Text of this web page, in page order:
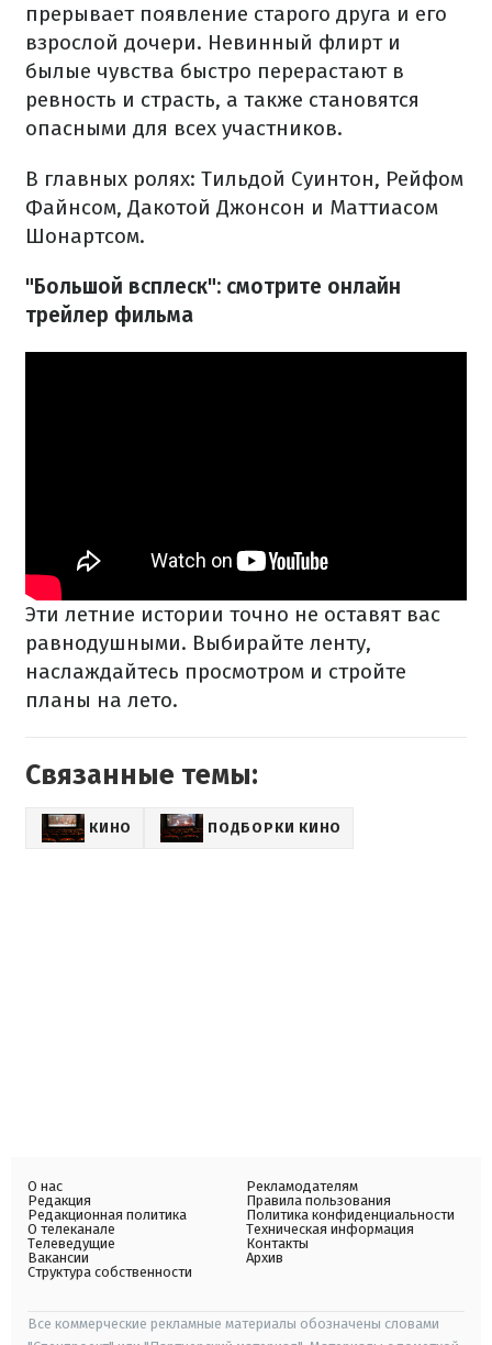
прерывает появление старого друга и его
взрослой дочери. Невинный флирт и
былые чувства быстро перерастают в
ревность и страсть, а также становятся
опасными для всех участников.
В главных ролях: Тильдой Суинтон, Рейфом
Файнсом, Дакотой Джонсон и Маттиасом
Шонартсом.
"Большой всплеск": смотрите онлайн
трейлер фильма
Эти летние истории точно не оставят вас
равнодушными. Выбирайте ленту,
наслаждайтесь просмотром и стройте
планы на лето.
Связанные темы:
КИНО ПОДБОРКИ КИНО
О нас
Редакция
Редакционная политика
О телеканале
Телеведущие
Вакансии
Структура собственности
Рекламодателям
Правила пользования
Политика конфиденциальности
Техническая информация
Контакты
Архив
Все коммерческие рекламные материалы обозначены словами